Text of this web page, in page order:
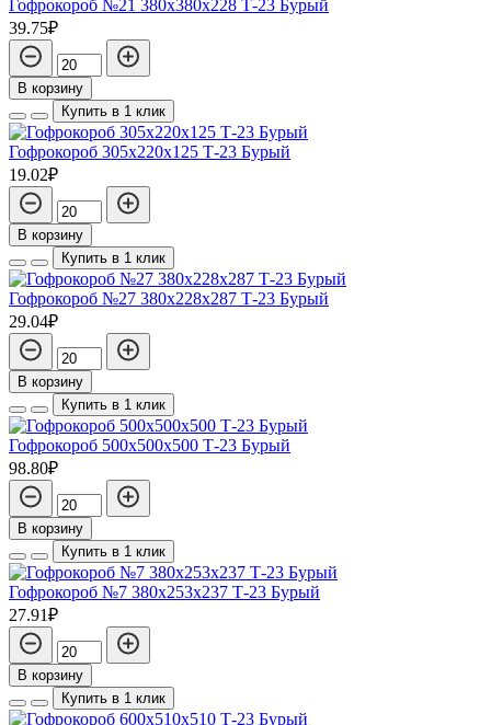
Гофрокороб №21 380х380х228 Т-23 Бурый
39.75₽
В корзину
Купить в 1 клик
Гофрокороб 305х220х125 Т-23 Бурый
19.02₽
В корзину
Купить в 1 клик
Гофрокороб №27 380х228х287 Т-23 Бурый
29.04₽
В корзину
Купить в 1 клик
Гофрокороб 500х500х500 Т-23 Бурый
98.80₽
В корзину
Купить в 1 клик
Гофрокороб №7 380х253х237 Т-23 Бурый
27.91₽
В корзину
Купить в 1 клик